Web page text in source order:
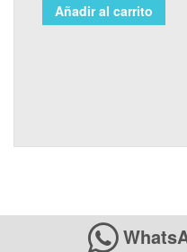
Añadir al carrito